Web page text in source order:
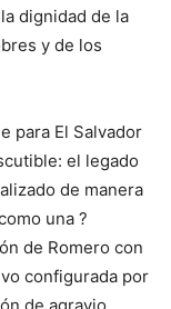
dignidad de la
y de los
para El Salvador
el legado
de manera
una ?
de Romero con
configurada por